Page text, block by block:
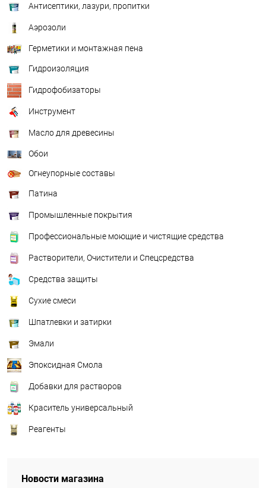
Антисептики, лазури, пропитки
Аэрозоли
Герметики и монтажная пена
Гидроизоляция
Гидрофобизаторы
Инструмент
Масло для древесины
Обои
Огнеупорные составы
Патина
Промышленные покрытия
Профессиональные моющие и чистящие средства
Растворители, Очистители и Спецсредства
Средства защиты
Сухие смеси
Шпатлевки и затирки
Эмали
Эпоксидная Смола
Добавки для растворов
Краситель универсальный
Реагенты
Новости магазина